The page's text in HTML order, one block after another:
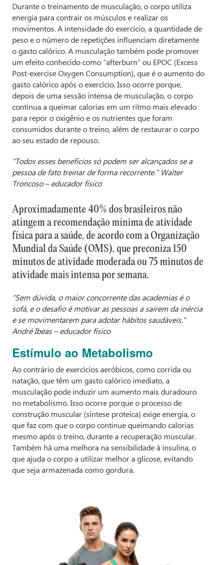
Durante o treinamento de musculação, o corpo utiliza
energia para contrair os músculos e realizar os
movimentos. A intensidade do exercício, a quantidade de
peso e o número de repetições influenciam diretamente
o gasto calórico. A musculação também pode promover
um efeito conhecido como “afterburn” ou EPOC (Excess
Post-exercise Oxygen Consumption), que é o aumento do
gasto calórico após o exercício. Isso ocorre porque,
depois de uma sessão intensa de musculação, o corpo
continua a queimar calorias em um ritmo mais elevado
para repor o oxigênio e os nutrientes que foram
consumidos durante o treino, além de restaurar o corpo
ao seu estado de repouso.
“Todos esses benefícios só podem ser alcançados se a
pessoa de fato treinar de forma recorrente.” Walter
Troncoso – educador físico
Aproximadamente 40% dos brasileiros não
atingem a recomendação mínima de atividade
física para a saúde, de acordo com a Organização
Mundial da Saúde (OMS), que preconiza 150
minutos de atividade moderada ou 75 minutos de
atividade mais intensa por semana.
“Sem dúvida, o maior concorrente das academias é o
sofá, e o desafio é motivar as pessoas a saírem da inércia
e se movimentarem para adotar hábitos saudáveis.”
André Ibeas – educador físico
Estímulo ao Metabolismo
Ao contrário de exercícios aeróbicos, como corrida ou
natação, que têm um gasto calórico imediato, a
musculação pode induzir um aumento mais duradouro
no metabolismo. Isso ocorre porque o processo de
construção muscular (síntese proteica) exige energia, o
que faz com que o corpo continue queimando calorias
mesmo após o treino, durante a recuperação muscular.
Também há uma melhora na sensibilidade à insulina, o
que ajuda o corpo a utilizar melhor a glicose, evitando
que seja armazenada como gordura.